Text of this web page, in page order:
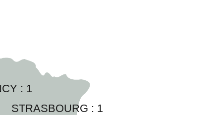
: 1
STRASBOURG : 1